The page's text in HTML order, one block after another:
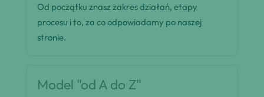
Od początku znasz zakres działań, etapy
procesu i to, za co odpowiadamy po naszej
stronie.
Model "od A do Z"